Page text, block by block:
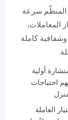
المنظّم سرعة
المعاملات،
كاملة
أولية
احتياجات
العاملة